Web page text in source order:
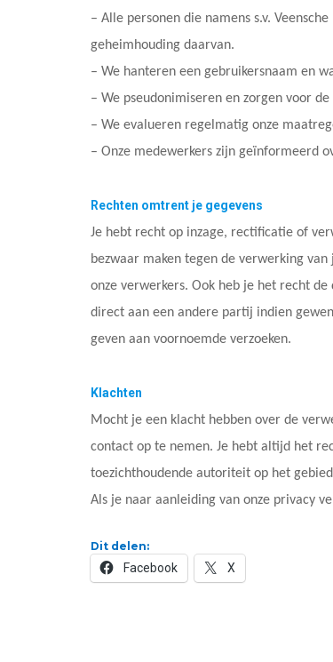
– Alle personen die namens s.v.
geheimhouding daarvan.
– We hanteren een gebruikersnaam en
– We pseudonimiseren en zorgen voor
– We evalueren regelmatig onze
– Onze medewerkers zijn geïnformeerd
Rechten omtrent je gegevens
Je hebt recht op inzage, rectificatie of
bezwaar maken tegen de verwerking
onze verwerkers. Ook heb je het recht
direct aan een andere partij indien
geven aan voornoemde verzoeken.
Klachten
Mocht je een klacht hebben over de
contact op te nemen. Je hebt altijd het
toezichthoudende autoriteit op het
Als je naar aanleiding van onze privacy
Dit delen:
Facebook X